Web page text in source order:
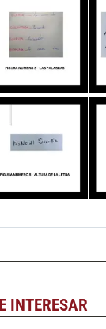
INTERESAR